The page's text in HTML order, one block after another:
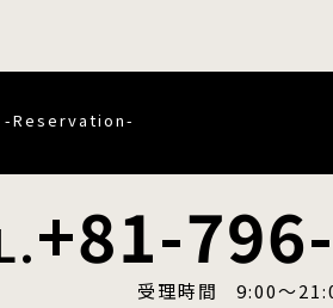
-Reservation-
+81-
受理時間 9:00〜